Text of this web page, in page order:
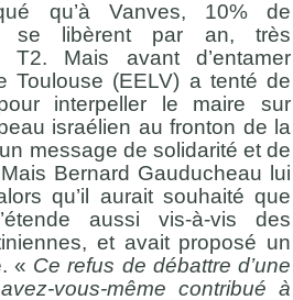
qu’à Vanves, 10% de
se libèrent par an, très
T2. Mais avant d’entamer
Toulouse (EELV) a tenté de
interpeller le maire sur
israélien au fronton de la
message de solidarité et de
Bernard Gauducheau lui
qu’il aurait souhaité que
aussi vis-à-vis des
et avait proposé un
« Ce refus de débattre d’une
vous-même contribué à